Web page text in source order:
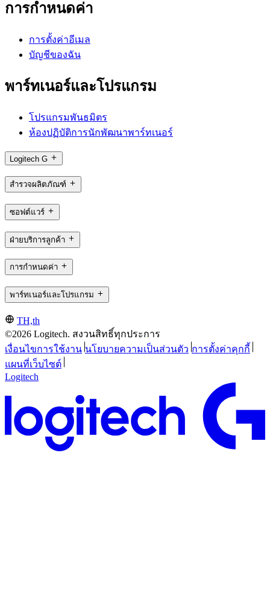
การกำหนดค่า
การตั้งค่าอีเมล
บัญชีของฉัน
พาร์ทเนอร์และโปรแกรม
โปรแกรมพันธมิตร
ห้องปฏิบัติการนักพัฒนาพาร์ทเนอร์
Logitech G
สำรวจผลิตภัณฑ์
ซอฟต์แวร์
ฝ่ายบริการลูกค้า
การกำหนดค่า
พาร์ทเนอร์และโปรแกรม
TH,th
©2026 Logitech. สงวนสิทธิ์ทุกประการ
เงื่อนไขการใช้งาน นโยบายความเป็นส่วนตัว การตั้งค่าคุกกี้
แผนที่เว็บไซต์
Logitech